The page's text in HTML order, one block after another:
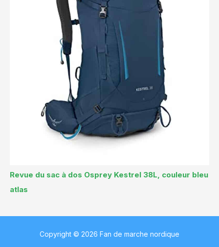
Revue du sac à dos Osprey Kestrel 38L, couleur bleu
atlas
Copyright © 2026 Fan de marche nordique